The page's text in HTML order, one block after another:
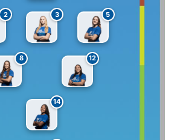
2 3 5
8 12
14